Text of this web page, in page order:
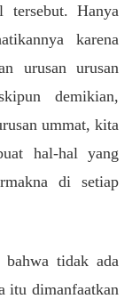
tersebut. Hanya
karena
urusan urusan
demikian,
ummat, kita
hal-hal yang
di setiap
bahwa tidak ada
itu dimanfaatkan